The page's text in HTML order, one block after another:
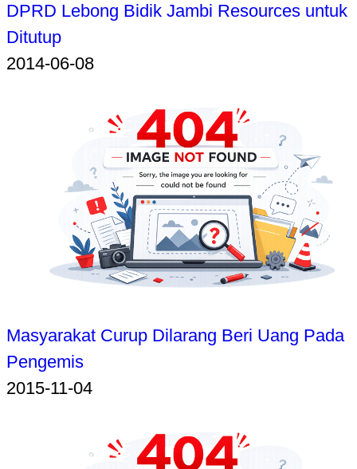
DPRD Lebong Bidik Jambi Resources untuk
Ditutup
2014-06-08
Masyarakat Curup Dilarang Beri Uang Pada
Pengemis
2015-11-04